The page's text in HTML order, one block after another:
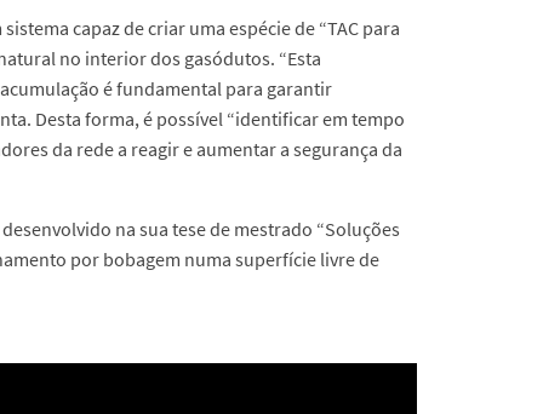
capaz de criar uma espécie de “TAC para
no interior dos gasódutos. “Esta
é fundamental para garantir
Desta forma, é possível “identificar em tempo
da rede a reagir e aumentar a segurança da
na sua tese de mestrado “Soluções
por bobagem numa superfície livre de